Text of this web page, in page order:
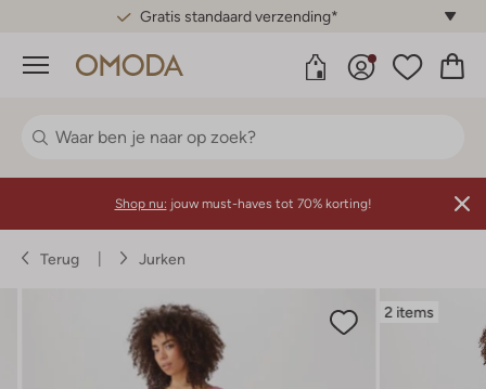
Gratis standaard verzending*
Menu
Shop nu: jouw must-haves tot 70% korting!
Terug Jurken
2 items